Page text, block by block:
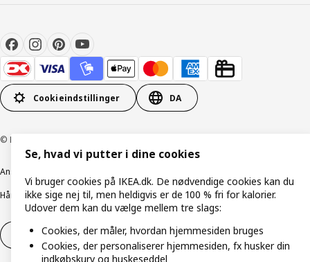
Cookieindstillinger DA
© Inter IKEA Systems B.V. 1999-2026
Ansvarlig rapportering
Håndtering af persondataSalgs- og leveringsbetingelser
Fortryd dit køb Fortryd dit køb af service
Se, hvad vi putter i dine cookies
Vi bruger cookies på IKEA.dk. De nødvendige cookies kan du
ikke sige nej til, men heldigvis er de 100 % fri for kalorier.
Udover dem kan du vælge mellem tre slags:
Cookies, der måler, hvordan hjemmesiden bruges
Cookies, der personaliserer hjemmesiden, fx husker din
indkøbskurv og huskeseddel